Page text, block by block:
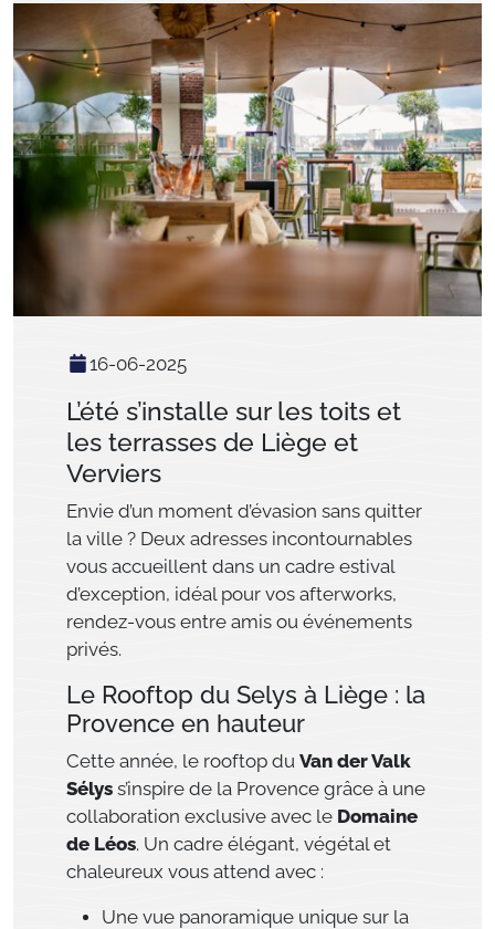
16-06-2025
L’été s’installe sur les toits et
les terrasses de Liège et
Verviers
Envie d’un moment d’évasion sans quitter
la ville ? Deux adresses incontournables
vous accueillent dans un cadre estival
d’exception, idéal pour vos afterworks,
rendez-vous entre amis ou événements
privés.
Le Rooftop du Selys à Liège : la
Provence en hauteur
Cette année, le rooftop du Van der Valk
Sélys s’inspire de la Provence grâce à une
collaboration exclusive avec le Domaine
de Léos. Un cadre élégant, végétal et
chaleureux vous attend avec :
Une vue panoramique unique sur la